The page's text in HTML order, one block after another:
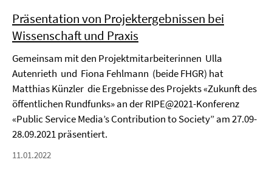
Präsentation von Projektergebnissen bei
Wissenschaft und Praxis
Gemeinsam mit den Projektmitarbeiterinnen Ulla
Autenrieth und Fiona Fehlmann (beide FHGR) hat
Matthias Künzler die Ergebnisse des Projekts «Zukunft des
öffentlichen Rundfunks» an der RIPE@2021-Konferenz
«Public Service Media’s Contribution to Society” am 27.09-
28.09.2021 präsentiert.
11.01.2022